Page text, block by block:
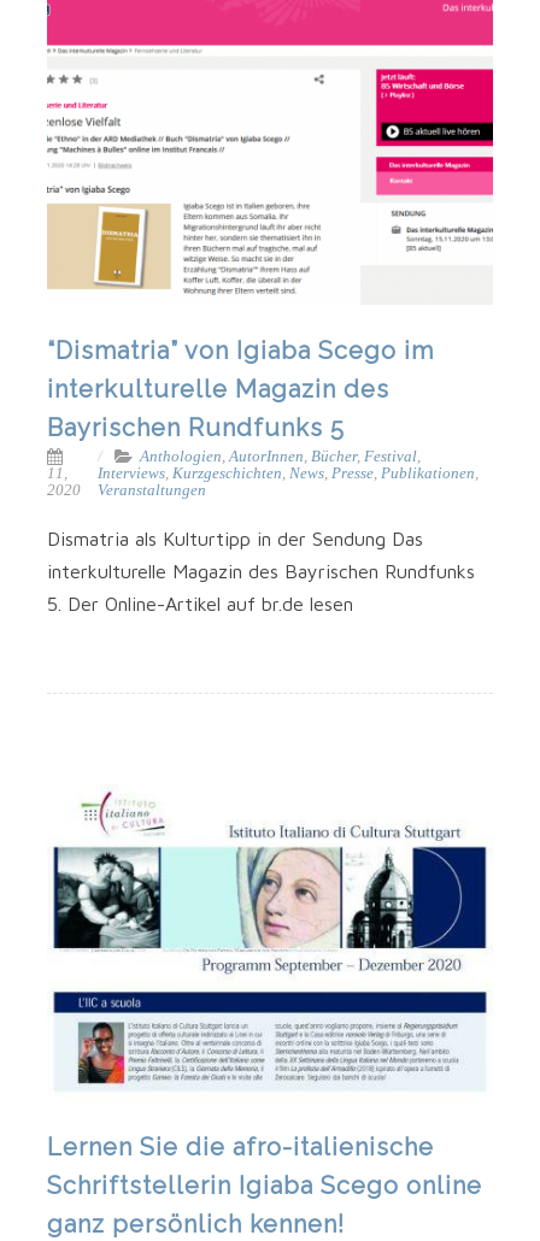
“Dismatria” von Igiaba Scego im
interkulturelle Magazin des
Bayrischen Rundfunks 5
11,
2020
Anthologien,AutorInnen,Bücher,Festival,
Interviews,Kurzgeschichten,News,Presse,Publikationen,
Veranstaltungen
Dismatria als Kulturtipp in der Sendung Das
interkulturelle Magazin des Bayrischen Rundfunks
5. Der Online-Artikel auf br.de lesen
Lernen Sie die afro-italienische
Schriftstellerin Igiaba Scego online
ganz persönlich kennen!